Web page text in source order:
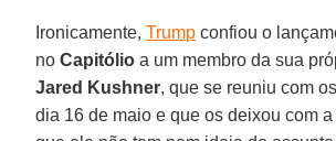
Ironicamente,Trump confiou o
noCapitólio a um membro da sua
Jared Kushner, que se reuniu com
dia 16 de maio e que os deixou com